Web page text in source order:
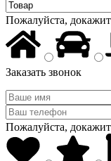
Пожалуйста,
Заказать звонок
Пожалуйста,